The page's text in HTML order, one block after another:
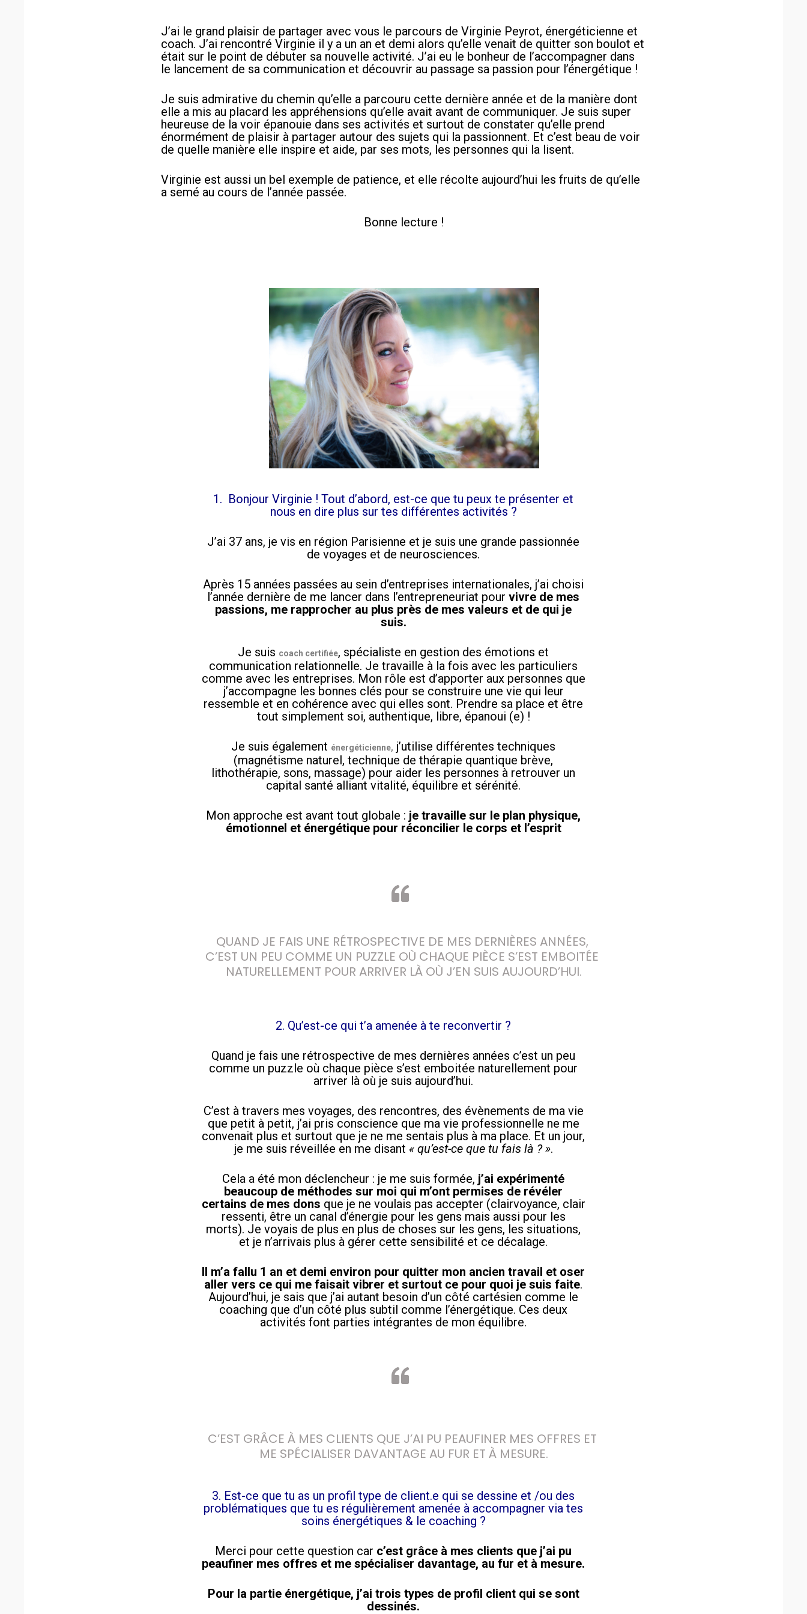
J’ai le grand plaisir de partager avec vous le parcours de Virginie Peyrot, énergéticienne et
coach. J’ai rencontré Virginie il y a un an et demi alors qu’elle venait de quitter son boulot et
était sur le point de débuter sa nouvelle activité. J’ai eu le bonheur de l’accompagner dans
le lancement de sa communication et découvrir au passage sa passion pour l’énergétique !
Je suis admirative du chemin qu’elle a parcouru cette dernière année et de la manière dont
elle a mis au placard les appréhensions qu’elle avait avant de communiquer. Je suis super
heureuse de la voir épanouie dans ses activités et surtout de constater qu’elle prend
énormément de plaisir à partager autour des sujets qui la passionnent. Et c’est beau de voir
de quelle manière elle inspire et aide, par ses mots, les personnes qui la lisent.
Virginie est aussi un bel exemple de patience, et elle récolte aujourd’hui les fruits de qu’elle
a semé au cours de l’année passée.
Bonne lecture !
1. Bonjour Virginie ! Tout d’abord, est-ce que tu peux te présenter et
nous en dire plus sur tes différentes activités ?
J’ai 37 ans, je vis en région Parisienne et je suis une grande passionnée
de voyages et de neurosciences.
Après 15 années passées au sein d’entreprises internationales, j’ai choisi
l’année dernière de me lancer dans l’entrepreneuriat pourvivre de mes
passions, me rapprocher au plus près de mes valeurs et de qui je
suis.
Je suis coach certifiée, spécialiste en gestion des émotions et
communication relationnelle. Je travaille à la fois avec les particuliers
comme avec les entreprises. Mon rôle est d’apporter aux personnes que
j’accompagne les bonnes clés pour se construire une vie qui leur
ressemble et en cohérence avec qui elles sont. Prendre sa place et être
tout simplement soi, authentique, libre, épanoui (e) !
Je suis également énergéticienne, j’utilise différentes techniques
(magnétisme naturel, technique de thérapie quantique brève,
lithothérapie, sons, massage) pour aider les personnes à retrouver un
capital santé alliant vitalité, équilibre et sérénité.
Mon approche est avant tout globale : je travaille sur le plan physique,
émotionnel et énergétique pour réconcilier le corps et l’esprit
QUAND JE FAIS UNE RÉTROSPECTIVE DE MES DERNIÈRES ANNÉES,
C’EST UN PEU COMME UN PUZZLE OÙ CHAQUE PIÈCE S’EST EMBOITÉE
NATURELLEMENT POUR ARRIVER LÀ OÙ J’EN SUIS AUJOURD’HUI.
2. Qu’est-ce qui t’a amenée à te reconvertir ?
Quand je fais une rétrospective de mes dernières années c’est un peu
comme un puzzle où chaque pièce s’est emboitée naturellement pour
arriver là où je suis aujourd’hui.
C’est à travers mes voyages, des rencontres, des évènements de ma vie
que petit à petit, j’ai pris conscience que ma vie professionnelle ne me
convenait plus et surtout que je ne me sentais plus à ma place. Et un jour,
je me suis réveillée en me disant « qu’est-ce que tu fais là ? ».
Cela a été mon déclencheur : je me suis formée, j’ai expérimenté
beaucoup de méthodes sur moi qui m’ont permises de révéler
certains de mes dons que je ne voulais pas accepter (clairvoyance, clair
ressenti, être un canal d’énergie pour les gens mais aussi pour les
morts). Je voyais de plus en plus de choses sur les gens, les situations,
et je n’arrivais plus à gérer cette sensibilité et ce décalage.
Il m’a fallu 1 an et demi environ pour quitter mon ancien travail et oser
aller vers ce qui me faisait vibrer et surtout ce pour quoi je suis faite.
Aujourd’hui, je sais que j’ai autant besoin d’un côté cartésien comme le
coaching que d’un côté plus subtil comme l’énergétique. Ces deux
activités font parties intégrantes de mon équilibre.
C’EST GRÂCE À MES CLIENTS QUE J’AI PU PEAUFINER MES OFFRES ET
ME SPÉCIALISER DAVANTAGE AU FUR ET À MESURE.
3. Est-ce que tu as un profil type de client.e qui se dessine et /ou des
problématiques que tu es régulièrement amenée à accompagner via tes
soins énergétiques & le coaching ?
Merci pour cette question car c’est grâce à mes clients que j’ai pu
peaufiner mes offres et me spécialiser davantage, au fur et à mesure.
Pour la partie énergétique, j’ai trois types de profil client qui se sont
dessinés.